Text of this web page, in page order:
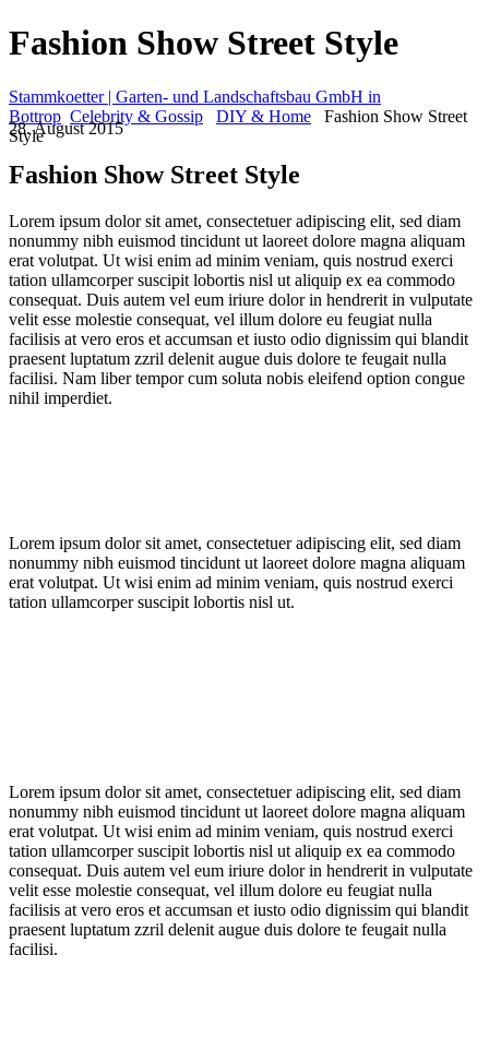
Fashion Show Street Style
Stammkoetter | Garten- und Landschaftsbau GmbH in
Bottrop Celebrity & Gossip DIY & Home
Fashion Show Street
Style
28. August 2015
Fashion Show Street Style
Lorem ipsum dolor sit amet, consectetuer adipiscing elit, sed diam
nonummy nibh euismod tincidunt ut laoreet dolore magna aliquam
erat volutpat. Ut wisi enim ad minim veniam, quis nostrud exerci
tation ullamcorper suscipit lobortis nisl ut aliquip ex ea commodo
consequat. Duis autem vel eum iriure dolor in hendrerit in vulputate
velit esse molestie consequat, vel illum dolore eu feugiat nulla
facilisis at vero eros et accumsan et iusto odio dignissim qui blandit
praesent luptatum zzril delenit augue duis dolore te feugait nulla
facilisi. Nam liber tempor cum soluta nobis eleifend option congue
nihil imperdiet.
Lorem ipsum dolor sit amet, consectetuer adipiscing elit, sed diam
nonummy nibh euismod tincidunt ut laoreet dolore magna aliquam
erat volutpat. Ut wisi enim ad minim veniam, quis nostrud exerci
tation ullamcorper suscipit lobortis nisl ut.
Lorem ipsum dolor sit amet, consectetuer adipiscing elit, sed diam
nonummy nibh euismod tincidunt ut laoreet dolore magna aliquam
erat volutpat. Ut wisi enim ad minim veniam, quis nostrud exerci
tation ullamcorper suscipit lobortis nisl ut aliquip ex ea commodo
consequat. Duis autem vel eum iriure dolor in hendrerit in vulputate
velit esse molestie consequat, vel illum dolore eu feugiat nulla
facilisis at vero eros et accumsan et iusto odio dignissim qui blandit
praesent luptatum zzril delenit augue duis dolore te feugait nulla
facilisi.